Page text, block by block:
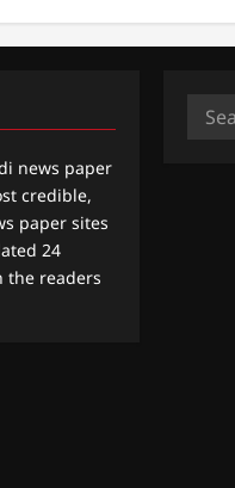
news paper
credible,
paper sites
24
the readers
Search